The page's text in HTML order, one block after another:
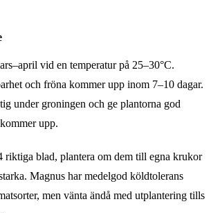
vid en temperatur på 25–30°C.
och fröna kommer upp inom 7–10 dagar.
under groningen och ge plantorna god
upp.
riktiga blad, plantera om dem till egna krukor
Magnus har medelgod köldtolerans
men vänta ändå med utplantering tills